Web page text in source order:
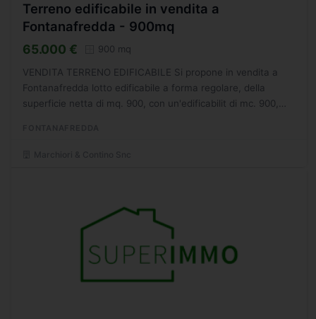
Terreno edificabile in vendita a
Fontanafredda - 900mq
65.000 € 900 mq
VENDITA TERRENO EDIFICABILE Si propone in vendita a
Fontanafredda lotto edificabile a forma regolare, della
superficie netta di mq. 900, con un'edificabilit di mc. 900,